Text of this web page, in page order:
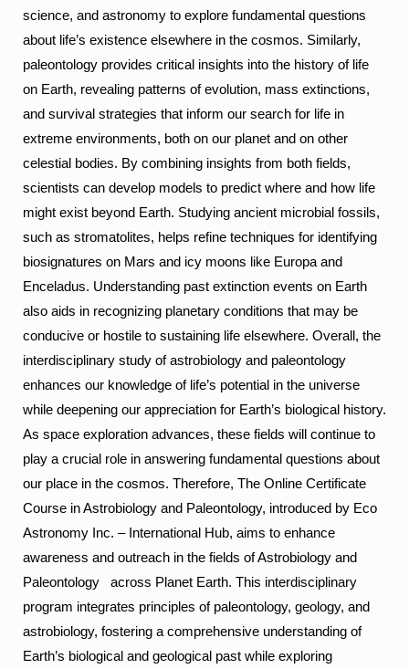
science, and astronomy to explore fundamental questions
about life’s existence elsewhere in the cosmos. Similarly,
paleontology provides critical insights into the history of life
on Earth, revealing patterns of evolution, mass extinctions,
and survival strategies that inform our search for life in
extreme environments, both on our planet and on other
celestial bodies. By combining insights from both fields,
scientists can develop models to predict where and how life
might exist beyond Earth. Studying ancient microbial fossils,
such as stromatolites, helps refine techniques for identifying
biosignatures on Mars and icy moons like Europa and
Enceladus. Understanding past extinction events on Earth
also aids in recognizing planetary conditions that may be
conducive or hostile to sustaining life elsewhere. Overall, the
interdisciplinary study of astrobiology and paleontology
enhances our knowledge of life’s potential in the universe
while deepening our appreciation for Earth’s biological history.
As space exploration advances, these fields will continue to
play a crucial role in answering fundamental questions about
our place in the cosmos. Therefore, The Online Certificate
Course in Astrobiology and Paleontology, introduced by Eco
Astronomy Inc. – International Hub, aims to enhance
awareness and outreach in the fields of Astrobiology and
Paleontology across Planet Earth. This interdisciplinary
program integrates principles of paleontology, geology, and
astrobiology, fostering a comprehensive understanding of
Earth’s biological and geological past while exploring